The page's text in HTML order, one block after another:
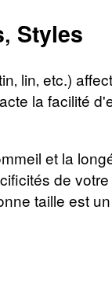
Styles
lin‚ etc.)
la facilité
et la
de votre
taille est